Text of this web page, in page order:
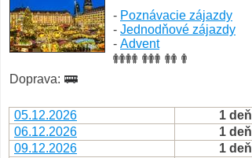
- Poznávacie zájazdy
- Jednodňové zájazdy
- Advent
Doprava:
05.12.2026 1 deň
06.12.2026
1 deň
09.12.2026
1 deň